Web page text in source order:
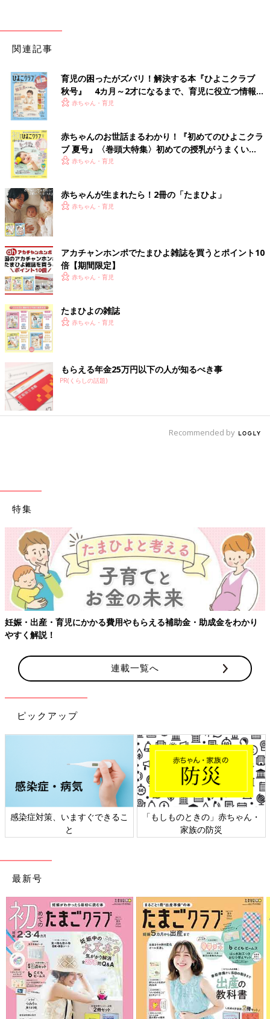
関連記事
育児の困ったがズバリ！解決する本『ひよこクラブ
秋号』 4カ月～2才になるまで、育児に役立つ情報が
いっぱい！
赤ちゃん・育児
赤ちゃんのお世話まるわかり！『初めてのひよこクラ
ブ 夏号』〈巻頭大特集〉初めての授乳がうまくい
く！ おっぱい・ミルクの基本と夏のトラブル 解決テ
赤ちゃん・育児
赤ちゃんが生まれたら！2冊の「たまひよ」
赤ちゃん・育児
アカチャンホンポでたまひよ雑誌を買うとポイント10
倍【期間限定】
赤ちゃん・育児
たまひよの雑誌
赤ちゃん・育児
もらえる年金25万円以下の人が知るべき事
PR(くらしの話題)
Recommended by
特集
妊娠・出産・育児にかかる費用やもらえる補助金・助成金をわかり
やすく解説！
連載一覧へ
ピックアップ
感染症対策、いますぐできるこ
と
「もしものときの」赤ちゃん・
家族の防災
最新号